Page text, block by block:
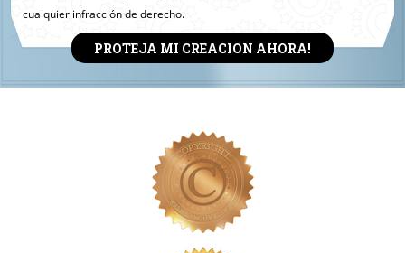
cualquier infracción de derecho.
PROTEJA MI CREACION AHORA!